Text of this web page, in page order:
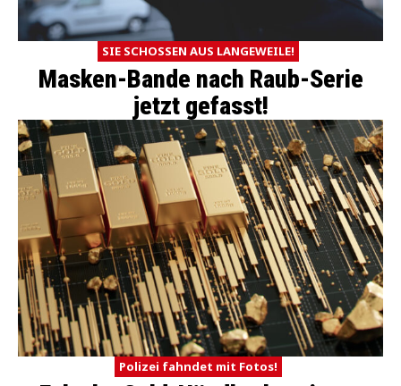
SIE SCHOSSEN AUS LANGEWEILE!
Masken-Bande nach Raub-Serie
jetzt gefasst!
Polizei fahndet mit Fotos!